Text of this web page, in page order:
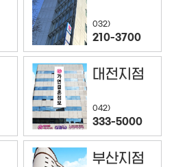
032)
210-3700
대전지점
042)
333-5000
부산지점